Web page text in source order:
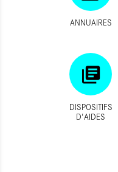
ANNUAIRES
DISPOSITIFS
D'AIDES